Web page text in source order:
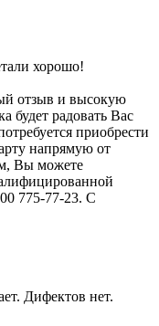
хорошо!
отзыв и высокую
будет радовать Вас
приобрести
напрямую от
Вы можете
775-77-23. С
Дифектов нет.